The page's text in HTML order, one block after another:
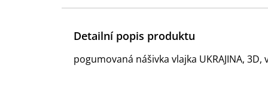
Detailní popis produktu
pogumovaná nášivka vlajka UKRAJINA,